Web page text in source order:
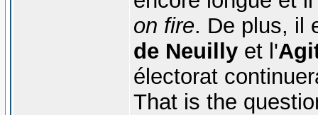
on fire. De plus, il
de Neuillyet l'
électorat
That is the